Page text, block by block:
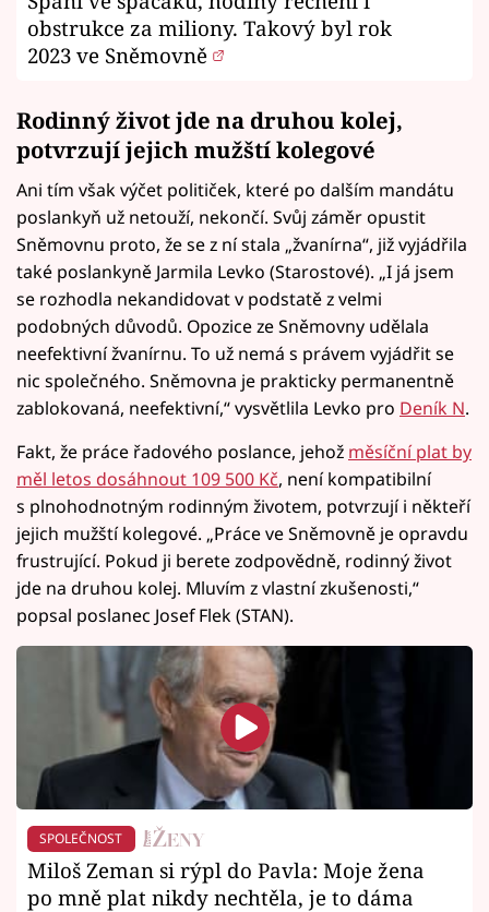
obstrukce za miliony. Takový byl rok
2023 ve Sněmovně
Rodinný život jde na druhou kolej,
potvrzují jejich mužští kolegové
Ani tím však výčet političek, které po dalším mandátu
poslankyň už netouží, nekončí. Svůj záměr opustit
Sněmovnu proto, že se z ní stala „žvanírna“, již vyjádřila
také poslankyně Jarmila Levko (Starostové). „I já jsem
se rozhodla nekandidovat v podstatě z velmi
podobných důvodů. Opozice ze Sněmovny udělala
neefektivní žvanírnu. To už nemá s právem vyjádřit se
nic společného. Sněmovna je prakticky permanentně
zablokovaná, neefektivní,“ vysvětlila Levko pro Deník N.
Fakt, že práce řadového poslance, jehož měsíční plat by
měl letos dosáhnout 109 500 Kč, není kompatibilní
s plnohodnotným rodinným životem, potvrzují i někteří
jejich mužští kolegové. „Práce ve Sněmovně je opravdu
frustrující. Pokud ji berete zodpovědně, rodinný život
jde na druhou kolej. Mluvím z vlastní zkušenosti,“
popsal poslanec Josef Flek (STAN).
SPOLEČNOST
Miloš Zeman si rýpl do Pavla: Moje žena
po mně plat nikdy nechtěla, je to dáma